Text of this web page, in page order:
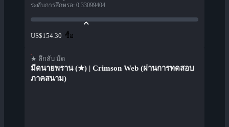
ระดับการสึกหรอ: 0.33099404
US$154.30 ซื้อ
★ ลึกลับ มีด
มีดนายพราน (★) | Crimson Web (ผ่านการทดสอบ
ภาคสนาม)